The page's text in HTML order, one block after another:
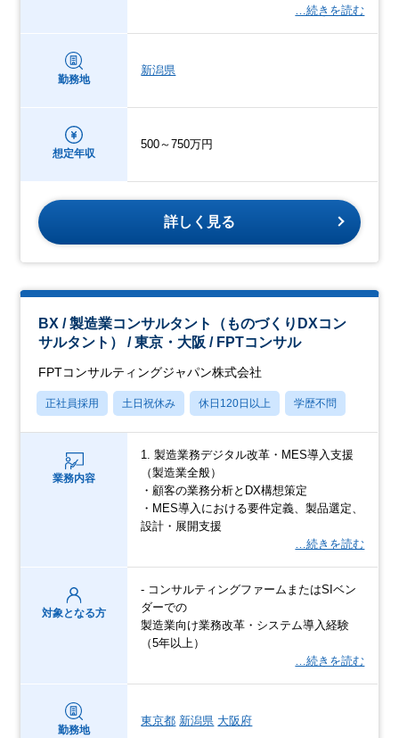
…続きを読む
勤務地
新潟県
想定年収
500～750万円
詳しく見る
BX / 製造業コンサルタント（ものづくりDXコン
サルタント） / 東京・大阪 / FPTコンサル
FPTコンサルティングジャパン株式会社
正社員採用 土日祝休み 休日120日以上 学歴不問
業務内容
1. 製造業務デジタル改革・MES導入支援
（製造業全般）
・顧客の業務分析とDX構想策定
・MES導入における要件定義、製品選定、
設計・展開支援
…続きを読む
対象となる方
- コンサルティングファームまたはSIベン
ダーでの
製造業向け業務改革・システム導入経験
（5年以上）
…続きを読む
勤務地
東京都 新潟県 大阪府